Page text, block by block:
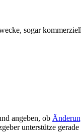
sogar
angeben, ob
unterstütze